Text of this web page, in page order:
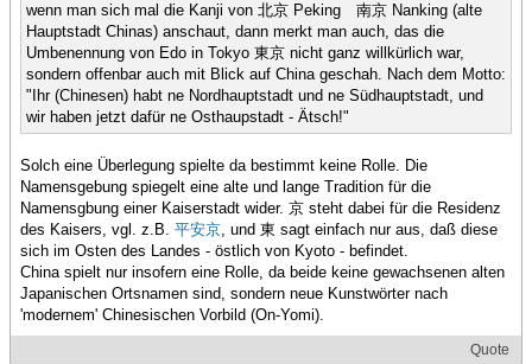
wenn man sich mal die Kanji von 北京 Peking 南京 Nanking (alte
Hauptstadt Chinas) anschaut, dann merkt man auch, das die
Umbenennung von Edo in Tokyo 東京 nicht ganz willkürlich war,
sondern offenbar auch mit Blick auf China geschah. Nach dem Motto:
"Ihr (Chinesen) habt ne Nordhauptstadt und ne Südhauptstadt, und
wir haben jetzt dafür ne Osthaupstadt - Ätsch!"
Solch eine Überlegung spielte da bestimmt keine Rolle. Die
Namensgebung spiegelt eine alte und lange Tradition für die
Namensgbung einer Kaiserstadt wider. 京 steht dabei für die Residenz
des Kaisers, vgl. z.B. 平安京, und 東 sagt einfach nur aus, daß diese
sich im Osten des Landes - östlich von Kyoto - befindet.
China spielt nur insofern eine Rolle, da beide keine gewachsenen alten
Japanischen Ortsnamen sind, sondern neue Kunstwörter nach
'modernem' Chinesischen Vorbild (On-Yomi).
Quote